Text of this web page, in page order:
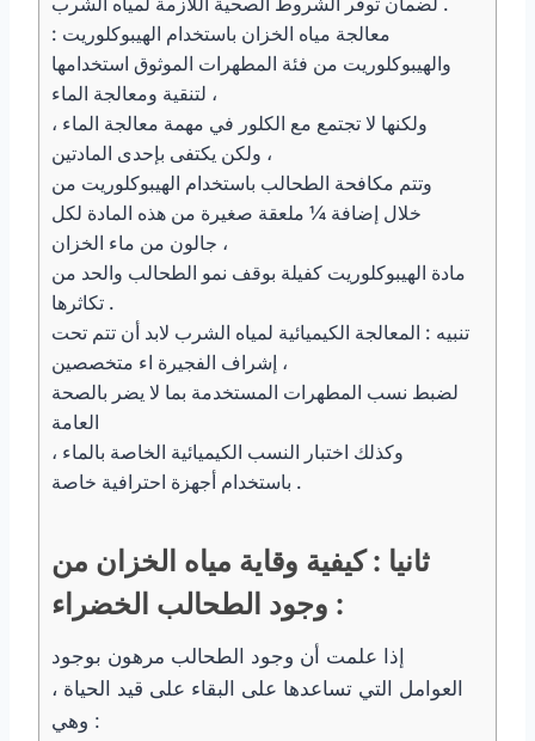
معالجة مياه الخزان باستخدام الهيبوكلوريت :
والهيبوكلوريت من فئة المطهرات الموثوق استخدامها
لتنقية ومعالجة الماء ،
ولكنها لا تجتمع مع الكلور في مهمة معالجة الماء ،
ولكن يكتفى بإحدى المادتين ،
وتتم مكافحة الطحالب باستخدام الهيبوكلوريت من
خلال إضافة ¼ ملعقة صغيرة من هذه المادة لكل
جالون من ماء الخزان ،
مادة الهيبوكلوريت كفيلة بوقف نمو الطحالب والحد من
تكاثرها .
تنبيه : المعالجة الكيميائية لمياه الشرب لابد أن تتم تحت
إشراف الفجيرة اء متخصصين ،
لضبط نسب المطهرات المستخدمة بما لا يضر بالصحة
العامة
وكذلك اختبار النسب الكيميائية الخاصة بالماء ،
باستخدام أجهزة احترافية خاصة .
ثانيا : كيفية وقاية مياه الخزان من
وجود الطحالب الخضراء :
إذا علمت أن وجود الطحالب مرهون بوجود
العوامل التي تساعدها على البقاء على قيد الحياة ،
وهي :